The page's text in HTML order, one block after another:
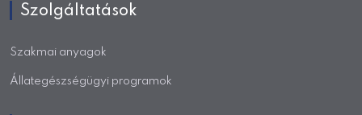
Szolgáltatások
Szakmai anyagok
Állategészségügyi programok